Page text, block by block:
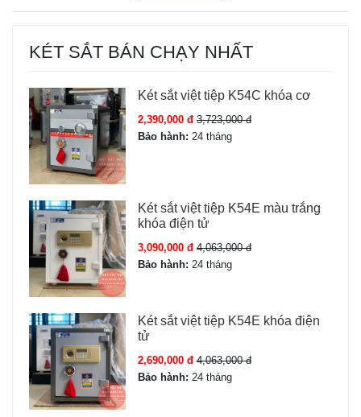
KÉT SẮT BÁN CHẠY NHẤT
Két sắt việt tiệp K54C khóa cơ
2,390,000 đ 3,723,000 đ
Bảo hành: 24 tháng
Két sắt việt tiệp K54E màu trắng
khóa điện tử
3,090,000 đ 4,063,000 đ
Bảo hành: 24 tháng
Két sắt việt tiệp K54E khóa điện
tử
2,690,000 đ 4,063,000 đ
Bảo hành: 24 tháng